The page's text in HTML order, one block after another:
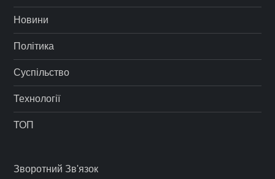
Новини
Політика
Суспільство
Технології
ТОП
Зворотний Зв'язок